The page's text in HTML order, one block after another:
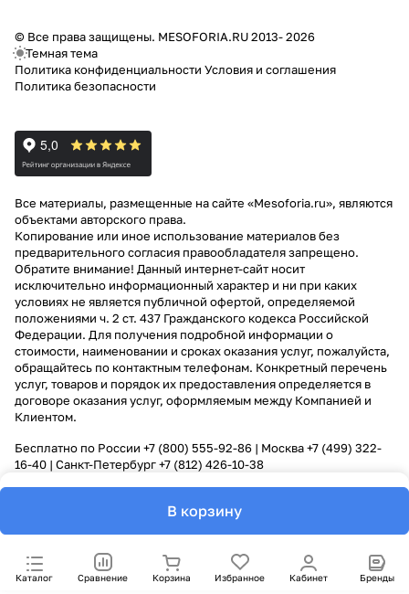
В корзину
Каталог Сравнение Корзина Избранное Кабинет Бренды
© Все права защищены. MESOFORIA.RU 2013- 2026
Темная тема
Политика конфиденциальности Условия и соглашения
Политика безопасности
Все материалы, размещенные на сайте «Mesoforia.ru», являются
объектами авторского права.
Копирование или иное использование материалов без
предварительного согласия правообладателя запрещено.
Обратите внимание! Данный интернет-сайт носит
исключительно информационный характер и ни при каких
условиях не является публичной офертой, определяемой
положениями ч. 2 ст. 437 Гражданского кодекса Российской
Федерации. Для получения подробной информации о
стоимости, наименовании и сроках оказания услуг, пожалуйста,
обращайтесь по контактным телефонам. Конкретный перечень
услуг, товаров и порядок их предоставления определяется в
договоре оказания услуг, оформляемым между Компанией и
Клиентом.
Бесплатно по России +7 (800) 555-92-86 | Москва+7 (499) 322-
16-40 | Санкт-Петербург+7 (812) 426-10-38